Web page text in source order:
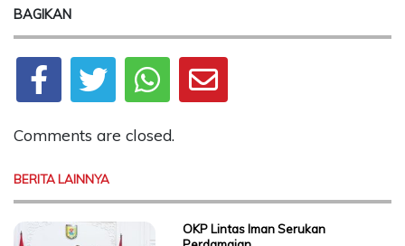
BAGIKAN
Comments are closed.
BERITA LAINNYA
OKP Lintas Iman Serukan